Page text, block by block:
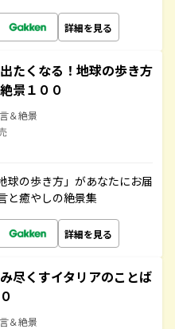
詳細を見る
たくなる！地球の歩き方
景１００
＆絶景
球の歩き方」があなたにお届
と癒やしの絶景集
詳細を見る
尽くすイタリアのことば
＆絶景